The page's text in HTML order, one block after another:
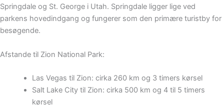
Springdale og St. George i Utah. Springdale ligger lige ved
parkens hovedindgang og fungerer som den primære turistby for
besøgende.
Afstande til Zion National Park:
Las Vegas til Zion: cirka 260 km og 3 timers kørsel
Salt Lake City til Zion: cirka 500 km og 4 til 5 timers
kørsel